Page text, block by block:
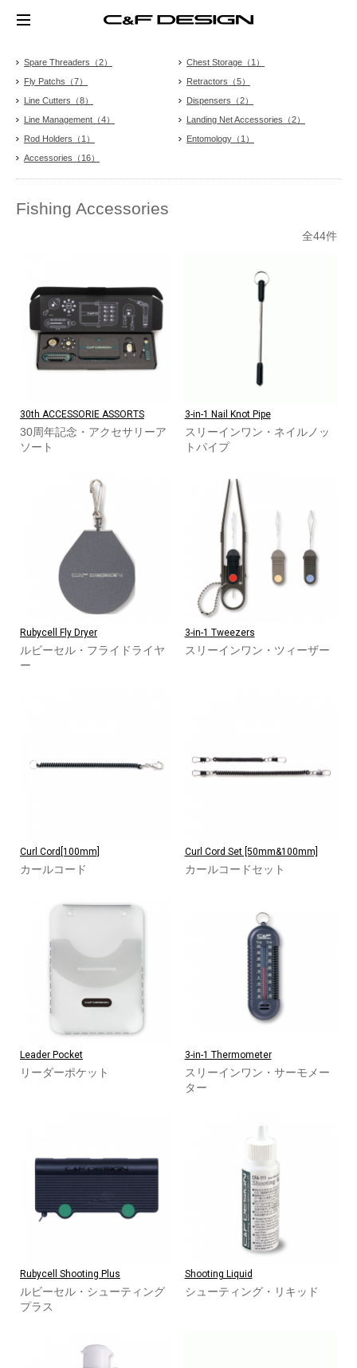
Spare Threaders（2）
Chest Storage（1）
Fly Patchs（7）
Retractors（5）
Line Cutters（8）
Dispensers（2）
Line Management（4）
Landing Net Accessories（2）
Rod Holders（1）
Entomology（1）
Accessories（16）
Fishing Accessories
全44件
30th ACCESSORIE ASSORTS
30周年記念・アクセサリーア
ソート
3-in-1 Nail Knot Pipe
スリーインワン・ネイルノッ
トパイプ
Rubycell Fly Dryer
ルビーセル・フライドライヤ
ー
3-in-1 Tweezers
スリーインワン・ツィーザー
Curl Cord[100mm]
カールコード
Curl Cord Set [50mm&100mm]
カールコードセット
Leader Pocket
リーダーポケット
3-in-1 Thermometer
スリーインワン・サーモメー
ター
Rubycell Shooting Plus
ルビーセル・シューティング
プラス
Shooting Liquid
シューティング・リキッド